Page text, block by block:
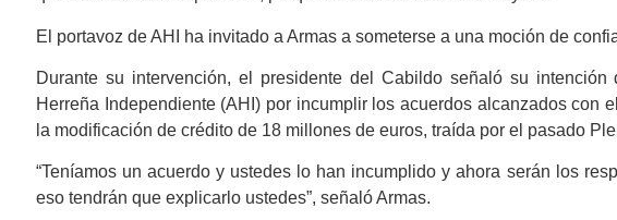
El portavoz de AHI ha invitado a Armas a someterse a una moción de
Durante su intervención, el presidente del Cabildo señaló su
Herreña Independiente (AHI) por incumplir los acuerdos alcanzados con
la modificación de crédito de 18 millones de euros, traída por el pasado
“Teníamos un acuerdo y ustedes lo han incumplido y ahora serán los
eso tendrán que explicarlo ustedes”, señaló Armas.